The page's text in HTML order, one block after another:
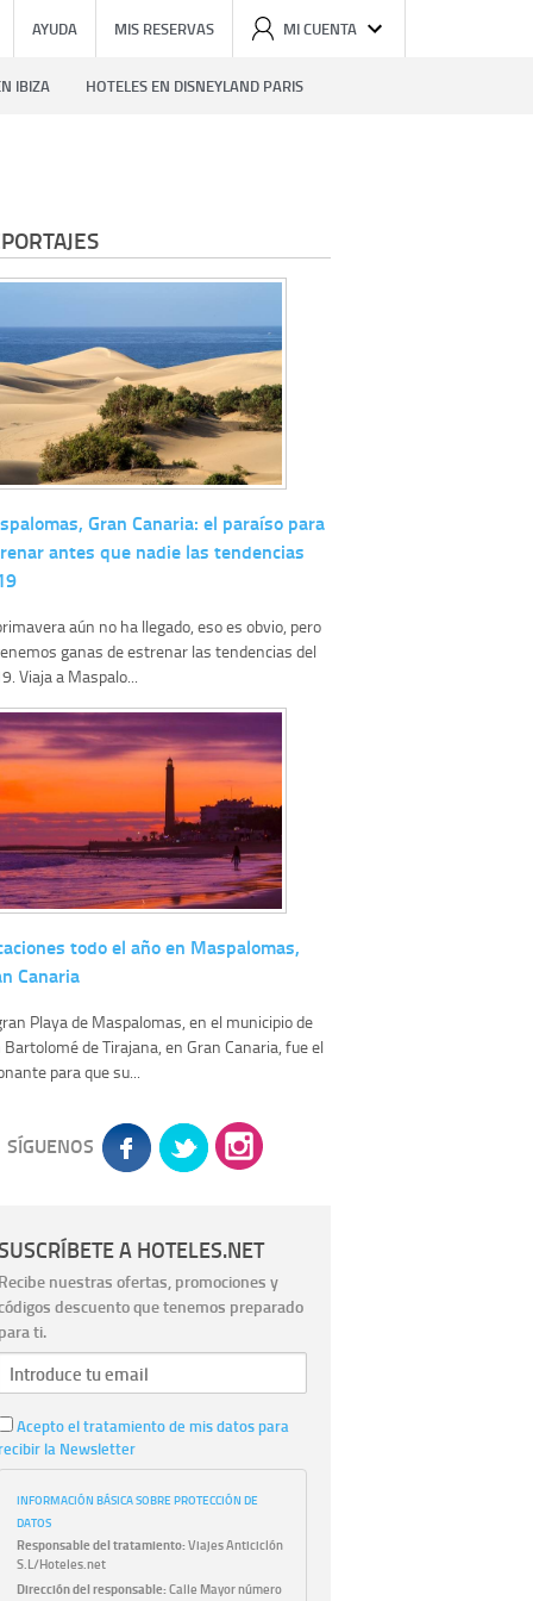
AYUDA MIS RESERVAS MI CUENTA
IBIZA HOTELES EN DISNEYLAND PARIS
Gran Canaria: el paraíso para
antes que nadie las tendencias
aún no ha llegado, eso es obvio, pero
ganas de estrenar las tendencias del
Viaja a Maspalo...
todo el año en Maspalomas,
Canaria
Playa de Maspalomas, en el municipio de
Bartolomé de Tirajana, en Gran Canaria, fue el
para que su...
SÍGUENOS
A HOTELES.NET
Recibe nuestras ofertas, promociones y
descuento que tenemos preparado
para ti.
Acepto el tratamiento de mis datos para
la Newsletter
INFORMACIÓN BÁSICA SOBRE PROTECCIÓN DE
DATOS
Responsable del tratamiento:Viajes Anticiclón
S.L/Hoteles.net
Dirección del responsable:Calle Mayor número